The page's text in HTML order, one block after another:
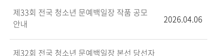
제33회 전국 청소년 문예백일장 작품 공모
안내
2026.04.06
제32회 전국 청소년 문예백일장 본선 당선자